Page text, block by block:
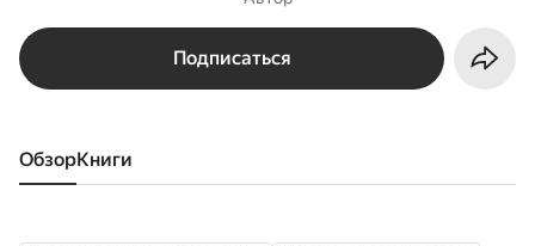
Подписаться
Обзор книги